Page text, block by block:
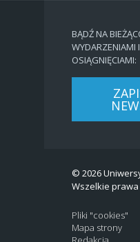
BĄDŹ NA
WYDARZENIAMI
OSIĄGNIĘCIAMI:
© 2026
Wszelkie
Pliki "cookies"
Mapa strony